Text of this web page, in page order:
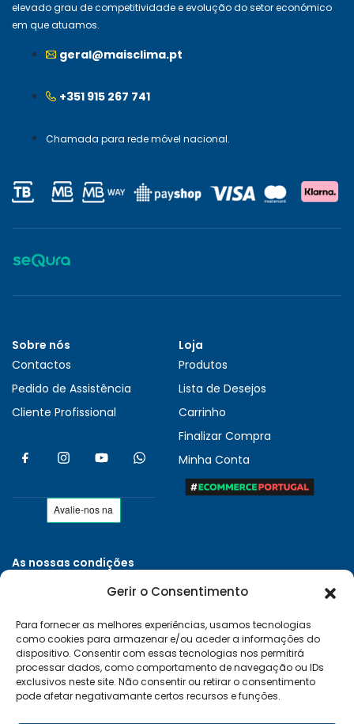
Gerir o Consentimento
Para fornecer as melhores experiências, usamos tecnologias
como cookies para armazenar e/ou aceder a informações do
dispositivo. Consentir com essas tecnologias nos permitirá
processar dados, como comportamento de navegação ou IDs
exclusivos neste site. Não consentir ou retirar o consentimento
pode afetar negativamante certos recursos e funções.
elevado grau de competitividade e evolução do setor económico
em que atuamos.
geral@maisclima.pt
+351 915 267 741
Chamada para rede móvel nacional.
Sobre nós
Contactos
Pedido de Assistência
Cliente Profissional
Loja
Produtos
Lista de Desejos
Carrinho
Finalizar Compra
Minha Conta
As nossas condições
Entregas e Devoluções
Livro de Reclamações
RAL e RLL
Klarna FAQ